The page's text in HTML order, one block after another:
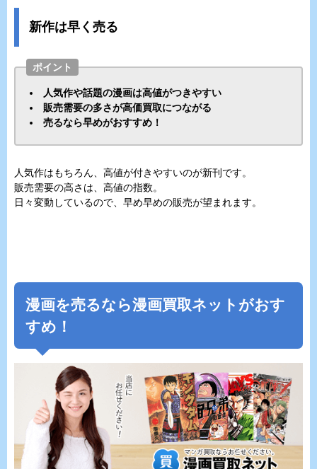
新作は早く売る
ポイント
人気作や話題の漫画は高値がつきやすい
販売需要の多さが高価買取につながる
売るなら早めがおすすめ！
人気作はもちろん、高値が付きやすいのが新刊です。
販売需要の高さは、高値の指数。
日々変動しているので、早め早めの販売が望まれます。
漫画を売るなら漫画買取ネットがおす
すめ！